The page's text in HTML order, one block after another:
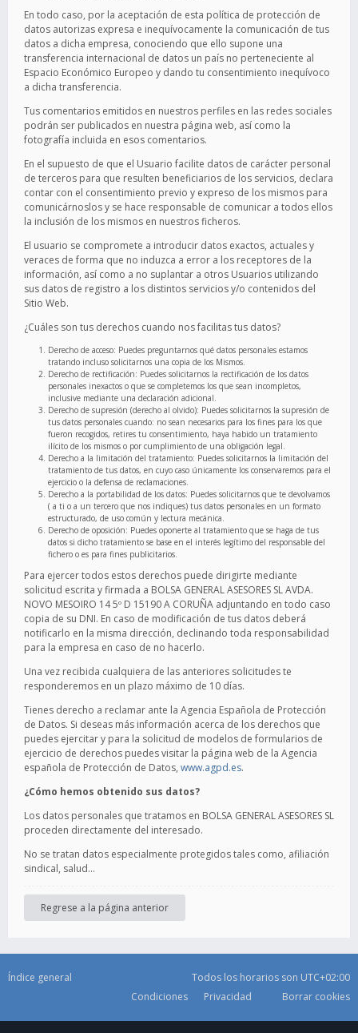
En todo caso, por la aceptación de esta política de protección de
datos autorizas expresa e inequívocamente la comunicación de tus
datos a dicha empresa, conociendo que ello supone una
transferencia internacional de datos un país no perteneciente al
Espacio Económico Europeo y dando tu consentimiento inequívoco
a dicha transferencia.
Tus comentarios emitidos en nuestros perfiles en las redes sociales
podrán ser publicados en nuestra página web, así como la
fotografía incluida en esos comentarios.
En el supuesto de que el Usuario facilite datos de carácter personal
de terceros para que resulten beneficiarios de los servicios, declara
contar con el consentimiento previo y expreso de los mismos para
comunicárnoslos y se hace responsable de comunicar a todos ellos
la inclusión de los mismos en nuestros ficheros.
El usuario se compromete a introducir datos exactos, actuales y
veraces de forma que no induzca a error a los receptores de la
información, así como a no suplantar a otros Usuarios utilizando
sus datos de registro a los distintos servicios y/o contenidos del
Sitio Web.
¿Cuáles son tus derechos cuando nos facilitas tus datos?
Derecho de acceso: Puedes preguntarnos qué datos personales estamos
tratando incluso solicitarnos una copia de los Mismos.
Derecho de rectificación: Puedes solicitarnos la rectificación de los datos
personales inexactos o que se completemos los que sean incompletos,
inclusive mediante una declaración adicional.
Derecho de supresión (derecho al olvido): Puedes solicitarnos la supresión de
tus datos personales cuando: no sean necesarios para los fines para los que
fueron recogidos, retires tu consentimiento, haya habido un tratamiento
ilícito de los mismos o por cumplimiento de una obligación legal.
Derecho a la limitación del tratamiento: Puedes solicitarnos la limitación del
tratamiento de tus datos, en cuyo caso únicamente los conservaremos para el
ejercicio o la defensa de reclamaciones.
Derecho a la portabilidad de los datos: Puedes solicitarnos que te devolvamos
( a ti o a un tercero que nos indiques) tus datos personales en un formato
estructurado, de uso común y lectura mecánica.
Derecho de oposición: Puedes oponerte al tratamiento que se haga de tus
datos si dicho tratamiento se base en el interés legítimo del responsable del
fichero o es para fines publicitarios.
Para ejercer todos estos derechos puede dirigirte mediante
solicitud escrita y firmada a BOLSA GENERAL ASESORES SL AVDA.
NOVO MESOIRO 14 5º D 15190 A CORUÑA adjuntando en todo caso
copia de su DNI. En caso de modificación de tus datos deberá
notificarlo en la misma dirección, declinando toda responsabilidad
para la empresa en caso de no hacerlo.
Una vez recibida cualquiera de las anteriores solicitudes te
responderemos en un plazo máximo de 10 días.
Tienes derecho a reclamar ante la Agencia Española de Protección
de Datos. Si deseas más información acerca de los derechos que
puedes ejercitar y para la solicitud de modelos de formularios de
ejercicio de derechos puedes visitar la página web de la Agencia
española de Protección de Datos, www.agpd.es.
¿Cómo hemos obtenido sus datos?
Los datos personales que tratamos en BOLSA GENERAL ASESORES SL
proceden directamente del interesado.
No se tratan datos especialmente protegidos tales como, afiliación
sindical, salud…
Regrese a la página anterior
Índice general Todos los horarios son UTC+02:00
Borrar cookies
Privacidad
Condiciones